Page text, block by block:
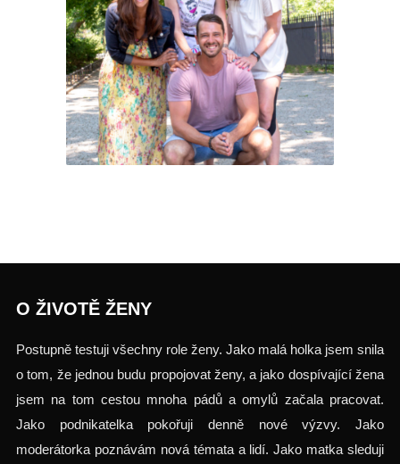
O ŽIVOTĚ ŽENY
Postupně testuji všechny role ženy. Jako malá holka jsem snila
o tom, že jednou budu propojovat ženy, a jako dospívající žena
jsem na tom cestou mnoha pádů a omylů začala pracovat.
Jako podnikatelka pokořuji denně nové výzvy. Jako
moderátorka poznávám nová témata a lidí. Jako matka sleduji